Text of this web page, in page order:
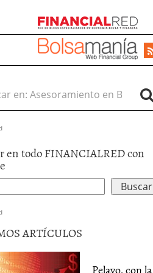
en:
en todo FINANCIALRED con
ARTÍCULOS
Pelayo, con la